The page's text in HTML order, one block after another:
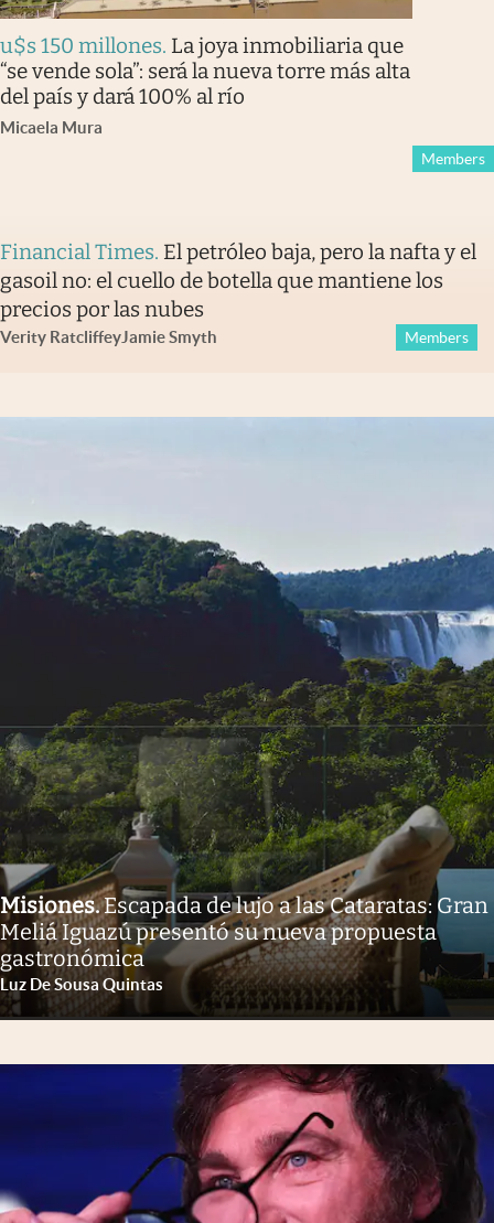
u$s 150 millones. La joya inmobiliaria que
“se vende sola”: será la nueva torre más alta
del país y dará 100% al río
Micaela Mura
Members
Financial Times. El petróleo baja, pero la nafta y el
gasoil no: el cuello de botella que mantiene los
precios por las nubes
Verity RatcliffeyJamie Smyth Members
Misiones.Escapada de lujo a las Cataratas: Gran
Meliá Iguazú presentó su nueva propuesta
gastronómica
Luz De Sousa Quintas